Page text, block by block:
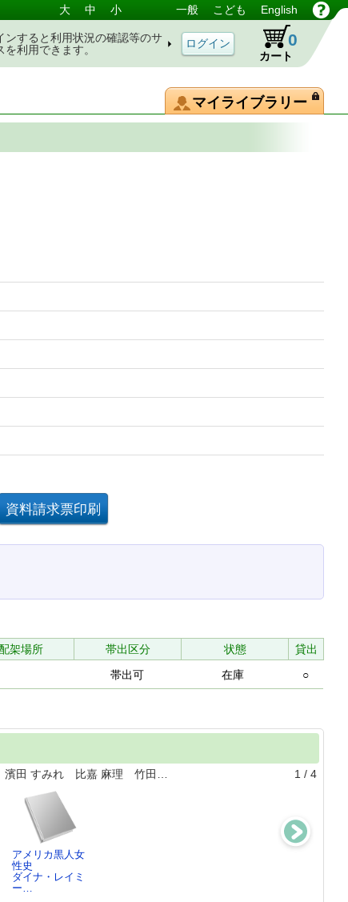
大 中 小 一般 こども English
ンすると利用状況の確認等のサ
を利用できます。
カート
0
マイライブラリー
架場所 帯出区分 状態
貸出
帯出可 在庫 ○
田 すみれ 比嘉 麻理 竹田…
1 / 4
アメリカ黒人女
性史
ダイナ・レイミ
ー…